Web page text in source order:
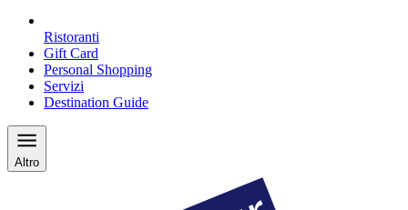
Ristoranti
Gift Card
Personal Shopping
Servizi
Destination Guide
Altro